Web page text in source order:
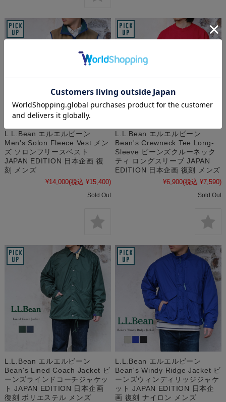
L.L.Bean エルエルビーン
Men's Solon Fleece Vest メン
ズ ソロンフリースベスト
JAPAN EDITION 日本企画 復
刻 メンズ
¥14,000(税込 ¥15,400)
Sold Out
L.L.Bean エルエルビーン
Bean's Crewneck Tee Long-
Sleeve ビーンズクルーネック
ティ ロングスリーブ JAPAN
EDITION 日本企画 復刻 メンズ
¥6,900(税込 ¥7,590)
Sold Out
L.L.Bean エルエルビーン
Bean's Lined Coach Jacket ビ
ーンズラインドコーチジャケッ
ト JAPAN EDITION 日本企画
復刻 ポリエステル メンズ
L.L.Bean エルエルビーン
Bean's Windy Ridge Jacket ビ
ーンズウィンディリッジジャケ
ット JAPAN EDITION 日本企
画 復刻 ナイロン メンズ